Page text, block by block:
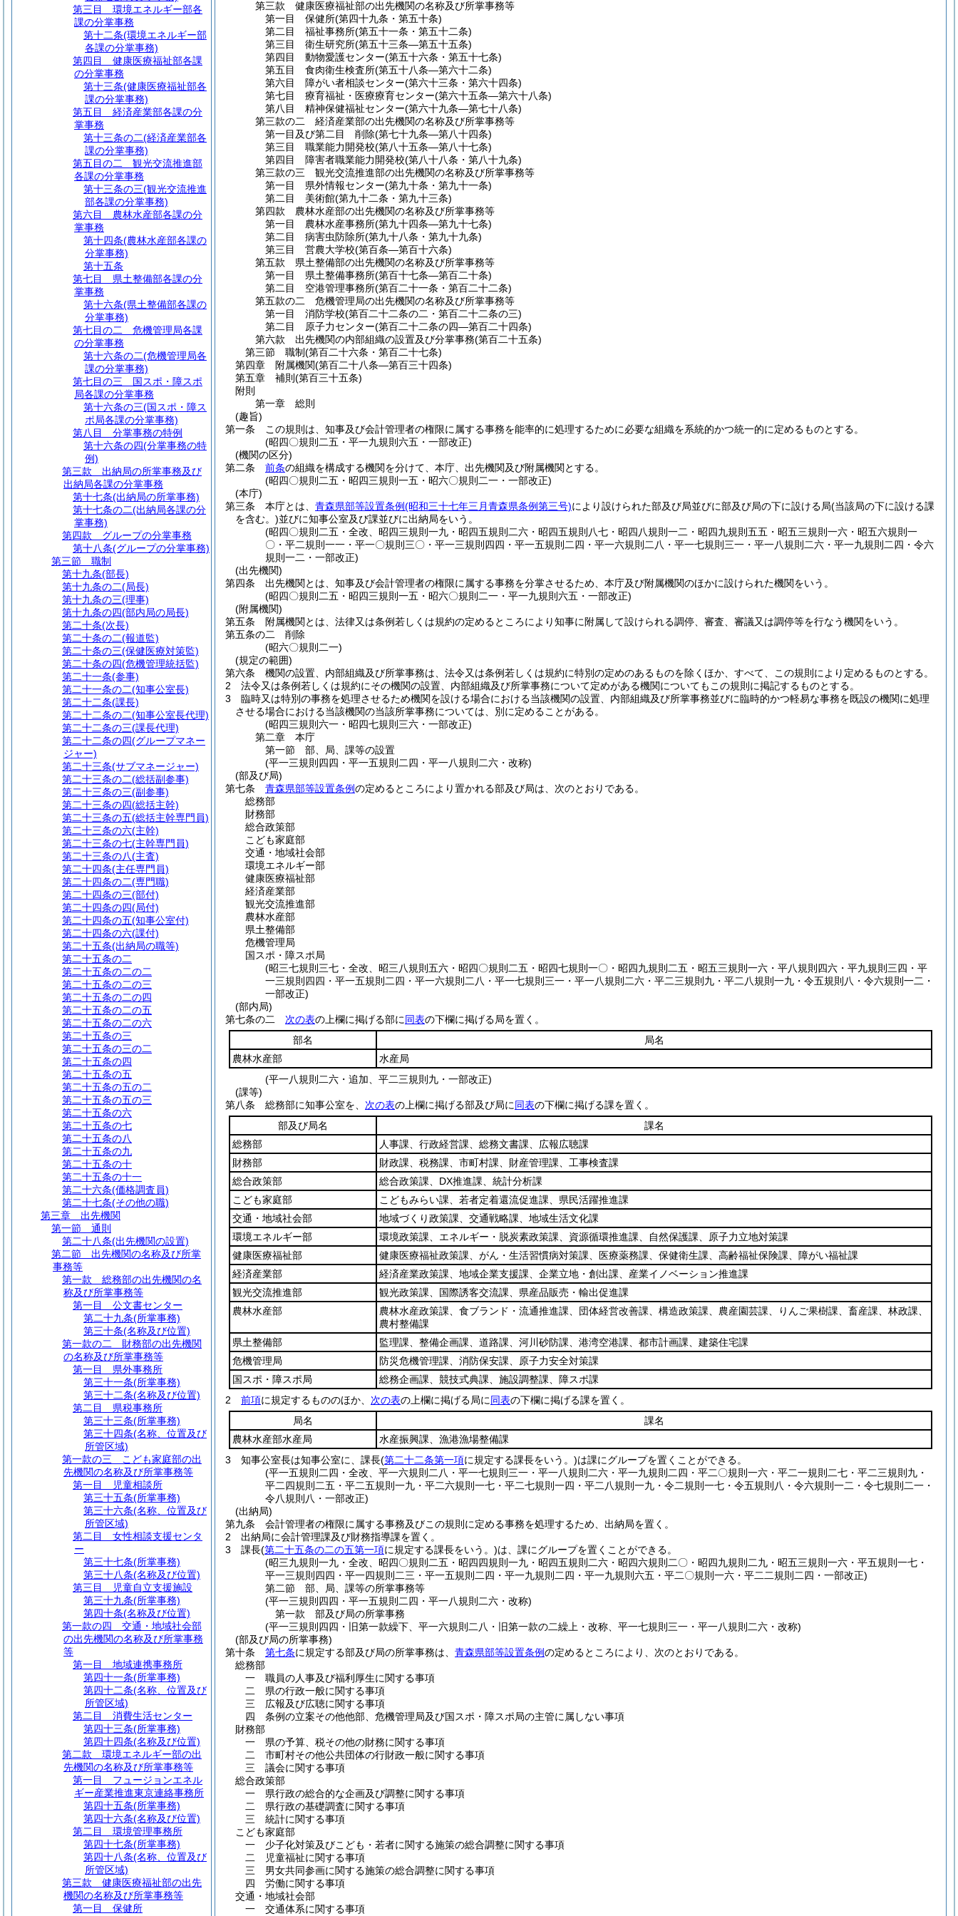
第三款
健康医療福祉部の出先機関の名称及び所掌事務等
第一目
保健所(第四十九条・第五十条)
第二目
福祉事務所(第五十一条・第五十二条)
第三目
衛生研究所(第五十三条―第五十五条)
第四目
動物愛護センター(第五十六条・第五十七条)
第五目
食肉衛生検査所(第五十八条―第六十二条)
第六目
障がい者相談センター(第六十三条・第六十四条)
第七目
療育福祉・医療療育センター(第六十五条―第六十八条)
第八目
精神保健福祉センター(第六十九条―第七十八条)
第三款の二
経済産業部の出先機関の名称及び所掌事務等
第一目及び第二目
削除(第七十九条―第八十四条)
第三目
職業能力開発校(第八十五条―第八十七条)
第四目
障害者職業能力開発校(第八十八条・第八十九条)
第三款の三
観光交流推進部の出先機関の名称及び所掌事務等
第一目
県外情報センター(第九十条・第九十一条)
第二目
美術館(第九十二条・第九十三条)
第四款
農林水産部の出先機関の名称及び所掌事務等
第一目
農林水産事務所(第九十四条―第九十七条)
第二目
病害虫防除所(第九十八条・第九十九条)
第三目
営農大学校(第百条―第百十六条)
第五款
県土整備部の出先機関の名称及び所掌事務等
第一目
県土整備事務所(第百十七条―第百二十条)
第二目
空港管理事務所(第百二十一条・第百二十二条)
第五款の二
危機管理局の出先機関の名称及び所掌事務等
第一目
消防学校(第百二十二条の二・第百二十二条の三)
第二目
原子力センター(第百二十二条の四―第百二十四条)
第六款
出先機関の内部組織の設置及び分掌事務(第百二十五条)
第三節
職制(第百二十六条・第百二十七条)
第四章
附属機関(第百二十八条―第百三十四条)
第五章
補則 (第百三十五条)
附則
第一章
総則
(趣旨)
第一条
この規則は、知事及び会計管理者の権限に属する事務を能率的に処理するために必要な組織を系統的かつ統一的に定めるものとする。
(昭四〇規則二五・平一九規則六五・一部改正)
(機関の区分)
第二条
前条の組織を構成する機関を分けて、本庁、出先機関及び附属機関とする。
(昭四〇規則二五・昭四三規則一五・昭六〇規則二一・一部改正)
(本庁)
第三条
本庁とは、 青森県部等設置条例(昭和三十七年三月青森県条例第三号)により設けられた部及び局並びに部及び局の下に設ける局(当該局の下に設ける課
を含む。)並びに知事公室及び課並びに出納局をいう。
(昭四〇規則二五・全改、昭四三規則一九・昭四五規則二六・昭四五規則八七・昭四八規則一二・昭四九規則五五・昭五三規則一六・昭五六規則一
〇・平二規則一一・平一〇規則三〇・平一三規則四四・平一五規則二四・平一六規則二八・平一七規則三一・平一八規則二六・平一九規則二四・令六
規則一二・一部改正)
(出先機関)
第四条
出先機関とは、知事及び会計管理者の権限に属する事務を分掌させるため、本庁及び附属機関のほかに設けられた機関をいう。
(昭四〇規則二五・昭四三規則一五・昭六〇規則二一・平一九規則六五・一部改正)
(附属機関)
第五条
附属機関とは、法律又は条例若しくは規約の定めるところにより知事に附属して設けられる調停、審査、審議又は調停等を行なう機関をいう。
第五条の二
削除
(昭六〇規則二一)
(規定の範囲)
第六条
機関の設置、内部組織及び所掌事務は、法令又は条例若しくは規約に特別の定めのあるものを除くほか、すべて、この規則により定めるものとする。
2
法令又は条例若しくは規約にその機関の設置、内部組織及び所掌事務について定めがある機関についてもこの規則に掲記するものとする。
3
臨時又は特別の事務を処理させるため機関を設ける場合における当該機関の設置、内部組織及び所掌事務並びに臨時的かつ軽易な事務を既設の機関に処理
させる場合における当該機関の当該所掌事務については、別に定めることがある。
(昭四三規則六一・昭四七規則三六・一部改正)
第二章
本庁
第一節
部、局、課等の設置
(平一三規則四四・平一五規則二四・平一八規則二六・改称)
(部及び局)
第七条
青森県部等設置条例の定めるところにより置かれる部及び局は、次のとおりである。
総務部
財務部
総合政策部
こども家庭部
交通・地域社会部
環境エネルギー部
健康医療福祉部
経済産業部
観光交流推進部
農林水産部
県土整備部
危機管理局
国スポ・障スポ局
(昭三七規則三七・全改、昭三八規則五六・昭四〇規則二五・昭四七規則一〇・昭四九規則二五・昭五三規則一六・平八規則四六・平九規則三四・平
一三規則四四・平一五規則二四・平一六規則二八・平一七規則三一・平一八規則二六・平二三規則九・平二八規則一九・令五規則八・令六規則一二・
一部改正)
(部内局)
第七条の二
次の表の上欄に掲げる部に同表の下欄に掲げる局を置く。
部名
局名
農林水産部
水産局
(平一八規則二六・追加、平二三規則九・一部改正)
(課等)
第八条
総務部に知事公室を、 次の表の上欄に掲げる部及び局に同表の下欄に掲げる課を置く。
部及び局名
課名
総務部
人事課、行政経営課、総務文書課、広報広聴課
財務部
財政課、税務課、市町村課、財産管理課、工事検査課
総合政策部
総合政策課、DX推進課、統計分析課
こども家庭部
こどもみらい課、若者定着還流促進課、県民活躍推進課
交通・地域社会部
地域づくり政策課、交通戦略課、地域生活文化課
環境エネルギー部
環境政策課、エネルギー・脱炭素政策課、資源循環推進課、自然保護課、原子力立地対策課
健康医療福祉部
健康医療福祉政策課、がん・生活習慣病対策課、医療薬務課、保健衛生課、高齢福祉保険課、障がい福祉課
経済産業部
経済産業政策課、地域企業支援課、企業立地・創出課、産業イノベーション推進課
観光交流推進部
観光政策課、国際誘客交流課、県産品販売・輸出促進課
農林水産部
農林水産政策課、食ブランド・流通推進課、団体経営改善課、構造政策課、農産園芸課、りんご果樹課、畜産課、林政課、
農村整備課
県土整備部
監理課、整備企画課、道路課、河川砂防課、港湾空港課、都市計画課、建築住宅課
危機管理局
防災危機管理課、消防保安課、原子力安全対策課
国スポ・障スポ局
総務企画課、競技式典課、施設調整課、障スポ課
2
前項に規定するもののほか、 次の表の上欄に掲げる局に同表の下欄に掲げる課を置く。
局名
課名
農林水産部水産局
水産振興課、漁港漁場整備課
3
知事公室長は知事公室に、課長(第二十二条第一項に規定する課長をいう。)は課にグループを置くことができる。
(平一五規則二四・全改、平一六規則二八・平一七規則三一・平一八規則二六・平一九規則二四・平二〇規則一六・平二一規則二七・平二三規則九・
平二四規則二五・平二五規則一九・平二六規則一七・平二七規則一四・平二八規則一九・令二規則一七・令五規則八・令六規則一二・令七規則二一・
令八規則八・一部改正)
(出納局)
第九条
会計管理者の権限に属する事務及びこの規則に定める事務を処理するため、出納局を置く。
2
出納局に会計管理課及び財務指導課を置く。
3
課長(第二十五条の二の五第一項に規定する課長をいう。)は、課にグループを置くことができる。
(昭三九規則一九・全改、昭四〇規則二五・昭四四規則一九・昭四五規則二六・昭四六規則二〇・昭四九規則二九・昭五三規則一六・平五規則一七・
平一三規則四四・平一四規則二三・平一五規則二四・平一九規則二四・平一九規則六五・平二〇規則一六・平二二規則二四・一部改正)
第二節
部、局、課等の所掌事務等
(平一三規則四四・平一五規則二四・平一八規則二六・改称)
第一款
部及び局の所掌事務
(平一三規則四四・旧第一款繰下、平一六規則二八・旧第一款の二繰上・改称、平一七規則三一・平一八規則二六・改称)
(部及び局の所掌事務)
第十条
第七条に規定する部及び局の所掌事務は、 青森県部等設置条例の定めるところにより、次のとおりである。
総務部
一 職員の人事及び福利厚生に関する事項
二 県の行政一般に関する事項
三 広報及び広聴に関する事項
四 条例の立案その他他部、危機管理局及び国スポ・障スポ局の主管に属しない事項
財務部
一 県の予算、税その他の財務に関する事項
二 市町村その他公共団体の行財政一般に関する事項
三 議会に関する事項
総合政策部
一 県行政の総合的な企画及び調整に関する事項
二 県行政の基礎調査に関する事項
三 統計に関する事項
こども家庭部
一 少子化対策及びこども・若者に関する施策の総合調整に関する事項
二 児童福祉に関する事項
三 男女共同参画に関する施策の総合調整に関する事項
四 労働に関する事項
交通・地域社会部
一 交通体系に関する事項
第三目
環境エネルギー部各
課の分掌事務
第十二条(環境エネルギー部
各課の分掌事務)
第四目
健康医療福祉部各課
の分掌事務
第十三条(健康医療福祉部各
課の分掌事務)
第五目
経済産業部各課の分
掌事務
第十三条の二(経済産業部各
課の分掌事務)
第五目の二
観光交流推進部
各課の分掌事務
第十三条の三(観光交流推進
部各課の分掌事務)
第六目
農林水産部各課の分
掌事務
第十四条(農林水産部各課の
分掌事務)
第十五条
第七目
県土整備部各課の分
掌事務
第十六条(県土整備部各課の
分掌事務)
第七目の二
危機管理局各課
の分掌事務
第十六条の二(危機管理局各
課の分掌事務)
第七目の三
国スポ・障スポ
局各課の分掌事務
第十六条の三(国スポ・障ス
ポ局各課の分掌事務)
第八目
分掌事務の特例
第十六条の四(分掌事務の特
例)
第三款
出納局の所掌事務及び
出納局各課の分掌事務
第十七条(出納局の所掌事務)
第十七条の二(出納局各課の分
掌事務)
第四款
グループの分掌事務
第十八条(グループの分掌事務)
第三節
職制
第十九条(部長)
第十九条の二(局長)
第十九条の三(理事)
第十九条の四(部内局の局長)
第二十条(次長)
第二十条の二(報道監)
第二十条の三(保健医療対策監)
第二十条の四(危機管理統括監)
第二十一条(参事)
第二十一条の二(知事公室長)
第二十二条(課長)
第二十二条の二(知事公室長代理)
第二十二条の三(課長代理)
第二十二条の四(グループマネー
ジャー)
第二十三条(サブマネージャー)
第二十三条の二(総括副参事)
第二十三条の三(副参事)
第二十三条の四(総括主幹)
第二十三条の五(総括主幹専門員)
第二十三条の六(主幹)
第二十三条の七(主幹専門員)
第二十三条の八(主査)
第二十四条(主任専門員)
第二十四条の二(専門職)
第二十四条の三(部付)
第二十四条の四(局付)
第二十四条の五(知事公室付)
第二十四条の六(課付)
第二十五条(出納局の職等)
第二十五条の二
第二十五条の二の二
第二十五条の二の三
第二十五条の二の四
第二十五条の二の五
第二十五条の二の六
第二十五条の三
第二十五条の三の二
第二十五条の四
第二十五条の五
第二十五条の五の二
第二十五条の五の三
第二十五条の六
第二十五条の七
第二十五条の八
第二十五条の九
第二十五条の十
第二十五条の十一
第二十六条(価格調査員)
第二十七条(その他の職)
第三章
出先機関
第一節
通則
第二十八条(出先機関の設置)
第二節
出先機関の名称及び所掌
事務等
第一款
総務部の出先機関の名
称及び所掌事務等
第一目
公文書センター
第二十九条(所掌事務)
第三十条(名称及び位置)
第一款の二
財務部の出先機関
の名称及び所掌事務等
第一目
県外事務所
第三十一条(所掌事務)
第三十二条(名称及び位置)
第二目
県税事務所
第三十三条(所掌事務)
第三十四条(名称、位置及び
所管区域)
第一款の三
こども家庭部の出
先機関の名称及び所掌事務等
第一目
児童相談所
第三十五条(所掌事務)
第三十六条(名称、位置及び
所管区域)
第二目
女性相談支援センタ
ー
第三十七条(所掌事務)
第三十八条(名称及び位置)
第三目
児童自立支援施設
第三十九条(所掌事務)
第四十条(名称及び位置)
第一款の四
交通・地域社会部
の出先機関の名称及び所掌事務
等
第一目
地域連携事務所
第四十一条(所掌事務)
第四十二条(名称、位置及び
所管区域)
第二目
消費生活センター
第四十三条(所掌事務)
第四十四条(名称及び位置)
第二款
環境エネルギー部の出
先機関の名称及び所掌事務等
第一目
フュージョンエネル
ギー産業推進東京連絡事務所
第四十五条(所掌事務)
第四十六条(名称及び位置)
第二目
環境管理事務所
第四十七条(所掌事務)
第四十八条(名称、位置及び
所管区域)
第三款
健康医療福祉部の出先
機関の名称及び所掌事務等
第一目
保健所